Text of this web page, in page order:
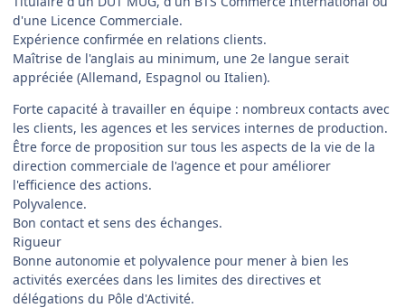
d'une Licence Commerciale.
Expérience confirmée en relations clients.
Maîtrise de l'anglais au minimum, une 2e langue serait
appréciée (Allemand, Espagnol ou Italien).
Forte capacité à travailler en équipe : nombreux contacts avec
les clients, les agences et les services internes de production.
Être force de proposition sur tous les aspects de la vie de la
direction commerciale de l'agence et pour améliorer
l'efficience des actions.
Polyvalence.
Bon contact et sens des échanges.
Rigueur
Bonne autonomie et polyvalence pour mener à bien les
activités exercées dans les limites des directives et
délégations du Pôle d'Activité.